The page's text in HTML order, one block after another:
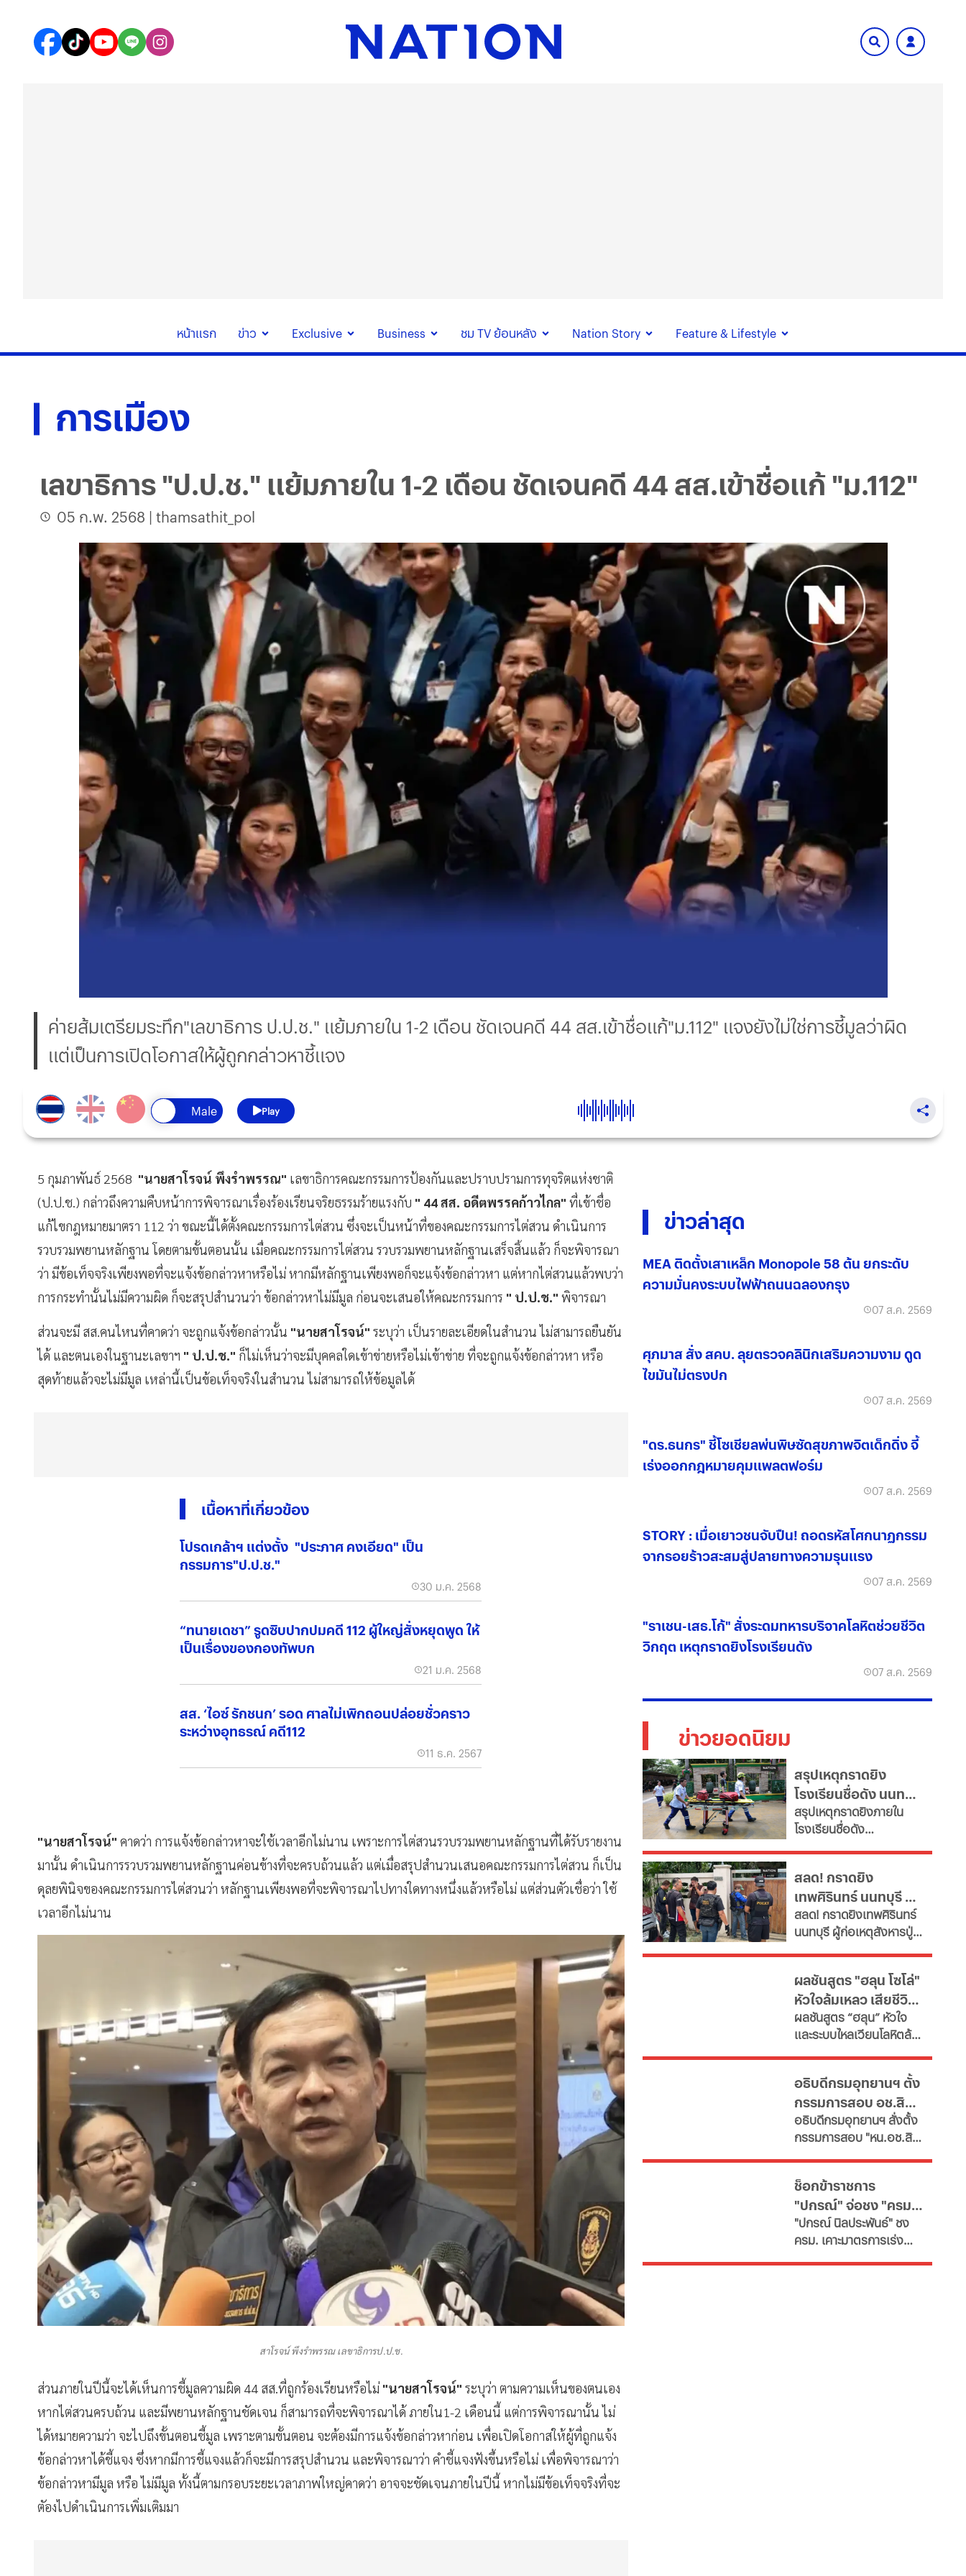
หน้าแรก ข่าว Exclusive Business ชม TV ย้อนหลัง Nation Story Feature & Lifestyle
การเมือง
เลขาธิการ "ป.ป.ช." แย้มภายใน 1-2 เดือน ชัดเจนคดี 44 สส.เข้าชื่อแก้ "ม.112"
05 ก.พ. 2568 | thamsathit_pol
ค่ายส้มเตรียมระทึก"เลขาธิการ ป.ป.ช." แย้มภายใน 1-2 เดือน ชัดเจนคดี 44 สส.เข้าชื่อแก้"ม.112" แจงยังไม่ใช่การชี้มูลว่าผิด
แต่เป็นการเปิดโอกาสให้ผู้ถูกกล่าวหาชี้แจง
Play
5 กุมภาพันธ์ 2568 "นายสาโรจน์ พึงรำพรรณ" เลขาธิการคณะกรรมการป้องกันและปราบปรามการทุจริตแห่งชาติ
(ป.ป.ช.) กล่าวถึงความคืบหน้าการพิจารณาเรื่องร้องเรียนจริยธรรมร้ายแรงกับ " 44 สส. อดีตพรรคก้าวไกล" ที่เข้าชื่อ
แก้ไขกฎหมายมาตรา 112 ว่า ขณะนี้ได้ตั้งคณะกรรมการไต่สวน ซึ่งจะเป็นหน้าที่ของคณะกรรมการไต่สวน ดำเนินการ
รวบรวมพยานหลักฐาน โดยตามขั้นตอนนั้น เมื่อคณะกรรมการไต่สวน รวบรวมพยานหลักฐานเสร็จสิ้นแล้ว ก็จะพิจารณา
ว่า มีข้อเท็จจริงเพียงพอที่จะแจ้งข้อกล่าวหาหรือไม่ หากมีหลักฐานเพียงพอก็จะแจ้งข้อกล่าวหา แต่หากไต่สวนแล้วพบว่า
การกระทำนั้นไม่มีความผิด ก็จะสรุปสำนวนว่า ข้อกล่าวหาไม่มีมูล ก่อนจะเสนอให้คณะกรรมการ " ป.ป.ช." พิจารณา
ส่วนจะมี สส.คนไหนที่คาดว่า จะถูกแจ้งข้อกล่าวนั้น "นายสาโรจน์" ระบุว่า เป็นรายละเอียดในสำนวน ไม่สามารถยืนยัน
ได้ และตนเองในฐานะเลขาฯ " ป.ป.ช." ก็ไม่เห็นว่าจะมีบุคคลใดเข้าข่ายหรือไม่เข้าข่าย ที่จะถูกแจ้งข้อกล่าวหา หรือ
สุดท้ายแล้วจะไม่มีมูล เหล่านี้เป็นข้อเท็จจริงในสำนวน ไม่สามารถให้ข้อมูลได้
เนื้อหาที่เกี่ยวข้อง
โปรดเกล้าฯ แต่งตั้ง "ประภาศ คงเอียด" เป็น
กรรมการ"ป.ป.ช."
30 ม.ค. 2568
“ทนายเดชา” รูดซิบปากปมคดี 112 ผู้ใหญ่สั่งหยุดพูด ให้
เป็นเรื่องของกองทัพบก
21 ม.ค. 2568
สส. ‘ไอซ์ รักชนก’ รอด ศาลไม่เพิกถอนปล่อยชั่วคราว
ระหว่างอุทธรณ์ คดี112
11 ธ.ค. 2567
"นายสาโรจน์" คาดว่า การแจ้งข้อกล่าวหาจะใช้เวลาอีกไม่นาน เพราะการไต่สวนรวบรวมพยานหลักฐานที่ได้รับรายงาน
มานั้น ดำเนินการรวบรวมพยานหลักฐานค่อนข้างที่จะครบถ้วนแล้ว แต่เมื่อสรุปสำนวนเสนอคณะกรรมการไต่สวน ก็เป็น
ดุลยพินิจของคณะกรรมการไต่สวนว่า หลักฐานเพียงพอที่จะพิจารณาไปทางใดทางหนึ่งแล้วหรือไม่ แต่ส่วนตัวเชื่อว่า ใช้
เวลาอีกไม่นาน
สาโรจน์ พึงรำพรรณ เลขาธิการป.ป.ช.
ส่วนภายในปีนี้จะได้เห็นการชี้มูลความผิด 44 สส.ที่ถูกร้องเรียนหรือไม่ "นายสาโรจน์" ระบุว่า ตามความเห็นของตนเอง
หากไต่สวนครบถ้วน และมีพยานหลักฐานชัดเจน ก็สามารถที่จะพิจารณาได้ ภายใน1-2 เดือนนี้ แต่การพิจารณานั้น ไม่
ได้หมายความว่า จะไปถึงขั้นตอนชี้มูล เพราะตามขั้นตอน จะต้องมีการแจ้งข้อกล่าวหาก่อน เพื่อเปิดโอกาสให้ผู้ที่ถูกแจ้ง
ข้อกล่าวหาได้ชี้แจง ซึ่งหากมีการชี้แจงแล้วก็จะมีการสรุปสำนวน และพิจารณาว่า คำชี้แจงฟังขึ้นหรือไม่ เพื่อพิจารณาว่า
ข้อกล่าวหามีมูล หรือ ไม่มีมูล ทั้งนี้ตามกรอบระยะเวลาภาพใหญ่คาดว่า อาจจะชัดเจนภายในปีนี้ หากไม่มีข้อเท็จจริงที่จะ
ตัองไปดำเนินการเพิ่มเติมมา
ข่าวล่าสุด
MEA ติดตั้งเสาเหล็ก Monopole 58 ต้น ยกระดับ
ความมั่นคงระบบไฟฟ้าถนนฉลองกรุง
07 ส.ค. 2569
ศุภมาส สั่ง สคบ. ลุยตรวจคลินิกเสริมความงาม ดูด
ไขมันไม่ตรงปก
07 ส.ค. 2569
"ดร.ธนกร" ชี้โซเชียลพ่นพิษซัดสุขภาพจิตเด็กดิ่ง จี้
เร่งออกกฎหมายคุมแพลตฟอร์ม
07 ส.ค. 2569
STORY : เมื่อเยาวชนจับปืน! ถอดรหัสโศกนาฏกรรม
จากรอยร้าวสะสมสู่ปลายทางความรุนแรง
07 ส.ค. 2569
"ราเชน-เสธ.โก้" สั่งระดมทหารบริจาคโลหิตช่วยชีวิต
วิกฤต เหตุกราดยิงโรงเรียนดัง
07 ส.ค. 2569
ข่าวยอดนิยม
สรุปเหตุกราดยิง
โรงเรียนชื่อดัง นนทบุรี
ล่าสุด ผู้ก่อเหตุเสียชีวิต
แล้ว
สรุปเหตุกราดยิงภายใน
โรงเรียนชื่อดัง
แล้ว ขณะที่ยอดผู้เสียชีวิต
พุ่งเป็น 7 ราย บาดเจ็บกว่า
15 ราย
สลด! กราดยิง
เทพศิรินทร์ นนทบุรี ดับ
7 พบยิงปู่ย่าก่อนบุก
โรงเรียน
สลด! กราดยิงเทพศิรินทร์
นนทบุรี ผู้ก่อเหตุสังหารปู่
ก่อเหตุที่โรงเรียน
ผลชันสูตร "ฮลุน โซโล่"
หัวใจล้มเหลว เสียชีวิต
ยังไม่ตัดปมสารพิษ
ผลชันสูตร “ฮลุน” หัวใจ
และระบบไหลเวียนโลหิตล้ม
พิษและอื่นๆ รอผลตรวจ
จาก "จอร์เจีย" เทียบเคียง
ญาติเตรียมรับร่างกลับ
บำเพ็ญกุศลที่บ้านเกิด
อธิบดีกรมอุทยานฯ ตั้ง
กรรมการสอบ อช.สิมิ
ลัน ให้วีระ พักแรม 4 ปี
ก่อน
อธิบดีกรมอุทยานฯ​ สั่งตั้ง
กรรมการสอบ "หน.อช.สิมิ
กาศกรมฯหรือไม่
ช็อกข้าราชการ
"ปกรณ์" จ่อชง "ครม."
รื้อใหญ่กำลังคนภาครัฐ
เช็ก 11 สายงานจะหาย
ไป
​"ปกรณ์ นิลประพันธ์" ชง
ครม. เคาะมาตรการเร่ง